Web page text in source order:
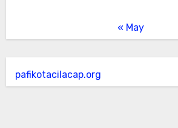
« May
pafikotacilacap.org